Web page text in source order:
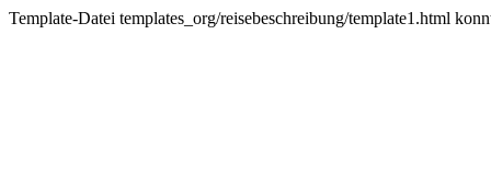
Template-Datei templates_org/reisebeschreibung/template1.html